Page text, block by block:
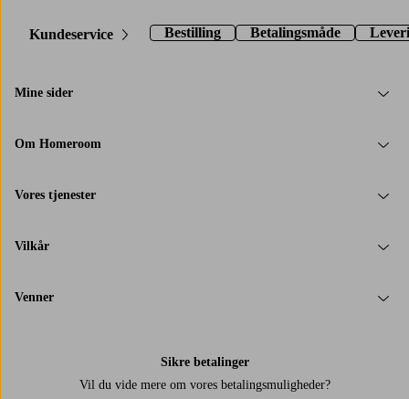
Kundeservice Bestilling Betalingsmåde
Mine sider
Om Homeroom
Vores tjenester
Vilkår
Venner
Sikre betalinger
Vil du vide mere om vores betalingsmuligheder?